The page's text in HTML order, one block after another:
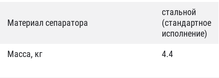
Материал сепаратора
стальной
(стандартное
исполнение)
Масса, кг
4.4